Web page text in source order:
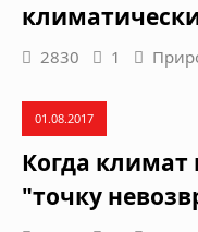
2830 1
01.08.2017
Когда климат
"точку